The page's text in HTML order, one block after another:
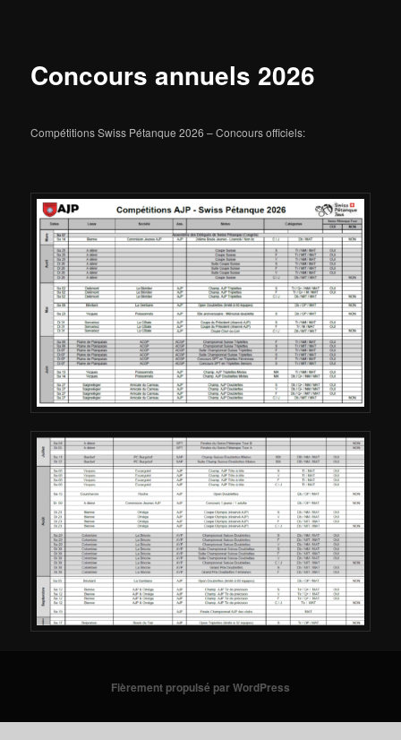
Concours annuels 2026
Compétitions Swiss Pétanque 2026 – Concours officiels:
Fièrement propulsé par WordPress